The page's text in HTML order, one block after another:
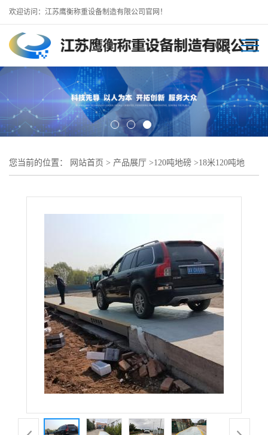
欢迎访问：江苏鹰衡称重设备制造有限公司官网！
您当前的位置： 网站首页 > 产品展厅 >120吨地磅 >18米120吨地